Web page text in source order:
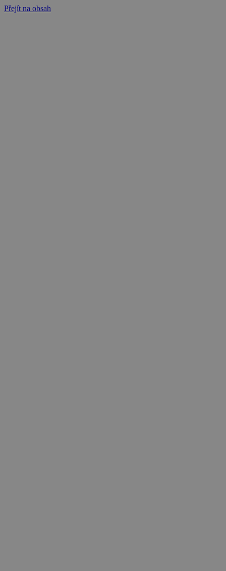
Přejít na obsah